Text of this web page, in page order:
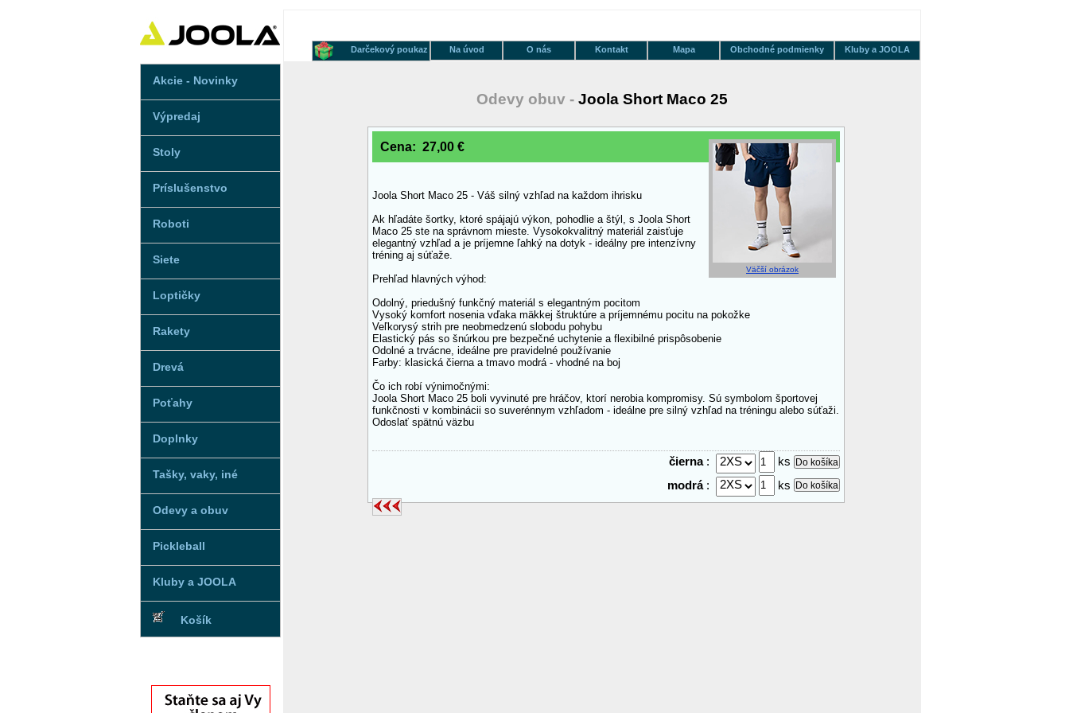
Akcie - Novinky
Výpredaj
Stoly
Príslušenstvo
Roboti
Siete
Loptičky
Rakety
Drevá
Poťahy
Doplnky
Tašky, vaky, iné
Odevy a obuv
Pickleball
Kluby a JOOLA
Košík
Kluby a JOOLA
Obchodné podmienky
Mapa
Kontakt
O nás
Na úvod
Darčekový poukaz
Odevy obuv - Joola Short Maco 25
Väčší obrázok
Cena: 27,00 €
Joola Short Maco 25 - Váš silný vzhľad na každom ihrisku
Ak hľadáte šortky, ktoré spájajú výkon, pohodlie a štýl, s Joola Short
Maco 25 ste na správnom mieste. Vysokokvalitný materiál zaisťuje
elegantný vzhľad a je príjemne ľahký na dotyk - ideálny pre intenzívny
tréning aj súťaže.
Prehľad hlavných výhod:
Odolný, priedušný funkčný materiál s elegantným pocitom
Vysoký komfort nosenia vďaka mäkkej štruktúre a príjemnému pocitu na pokožke
Veľkorysý strih pre neobmedzenú slobodu pohybu
Elastický pás so šnúrkou pre bezpečné uchytenie a flexibilné prispôsobenie
Odolné a trvácne, ideálne pre pravidelné používanie
Farby: klasická čierna a tmavo modrá - vhodné na boj
Čo ich robí výnimočnými:
Joola Short Maco 25 boli vyvinuté pre hráčov, ktorí nerobia kompromisy. Sú symbolom športovej
funkčnosti v kombinácii so suverénnym vzhľadom - ideálne pre silný vzhľad na tréningu alebo súťaži.
Odoslať spätnú väzbu
čierna :
ks
modrá : ks